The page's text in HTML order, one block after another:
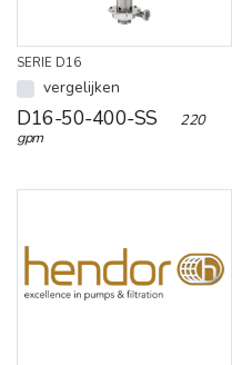
SERIE D16
vergelijken
D16-50-400-SS
220
gpm